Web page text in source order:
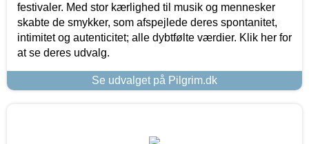
festivaler. Med stor kærlighed til musik og mennesker
skabte de smykker, som afspejlede deres spontanitet,
intimitet og autenticitet; alle dybtfølte værdier. Klik her for
at se deres udvalg.
Se udvalget på Pilgrim.dk